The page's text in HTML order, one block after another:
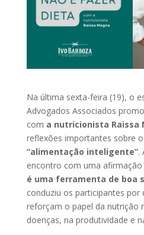
Na última sexta-feira (19), o
Advogados Associados
com a nutricionista Raissa
reflexões importantes sobre
“alimentação inteligente”.
encontro com uma afirmação
é uma ferramenta de boa
conduziu os participantes por
reforçam o papel da nutrição
doenças, na produtividade e